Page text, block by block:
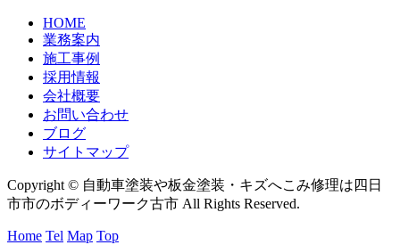
HOME
業務案内
施工事例
採用情報
会社概要
お問い合わせ
ブログ
サイトマップ
Copyright © 自動車塗装や板金塗装・キズへこみ修理は四日
市市のボディーワーク古市 All Rights Reserved.
Home Tel Map Top